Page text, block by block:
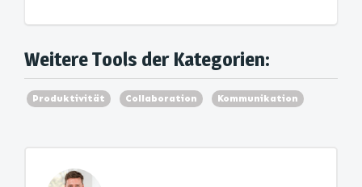
Weitere Tools der Kategorien:
Produktivität Collaboration Kommunikation